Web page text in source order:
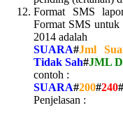
Format SMS
Format SMS untuk
2014 adalah
SUARA#Jml
Tidak Sah#JML
contoh :
SUARA#200#240#
Penjelasan :